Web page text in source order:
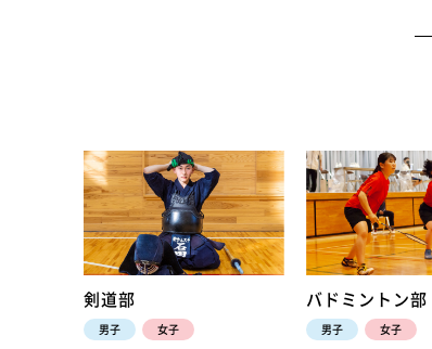
剣道部
男子 女子
バドミントン部
男子 女子